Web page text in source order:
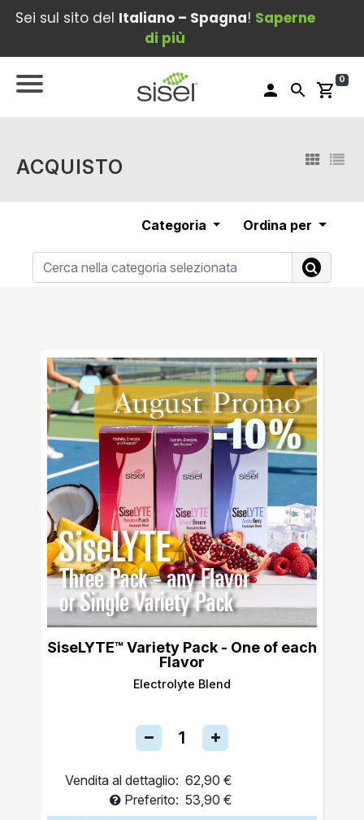
Sei sul sito del Italiano – Spagna! Saperne
di più
person search shopping_cart
0
ACQUISTO
Categoria Ordina per
SiseLYTE™ Variety Pack - One of each
Flavor
Electrolyte Blend
Vendita al dettaglio: 62,90 €
Preferito: 53,90 €